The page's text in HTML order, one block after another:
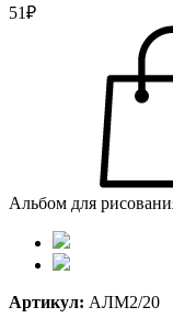
51₽
Альбом для
Артикул: АЛМ2/20